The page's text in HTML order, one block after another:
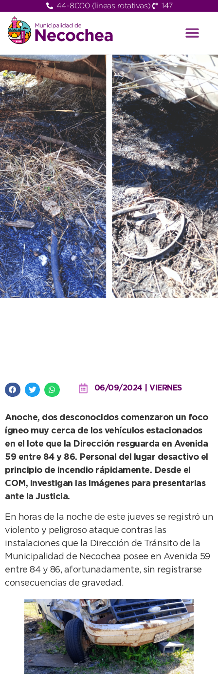
44-8000 (lineas rotativas) 147
06/09/2024 | VIERNES
Anoche, dos desconocidos comenzaron un foco
ígneo muy cerca de los vehículos estacionados
en el lote que la Dirección resguarda en Avenida
59 entre 84 y 86. Personal del lugar desactivo el
principio de incendio rápidamente. Desde el
COM, investigan las imágenes para presentarlas
ante la Justicia.
En horas de la noche de este jueves se registró un
violento y peligroso ataque contras las
instalaciones que la Dirección de Tránsito de la
Municipalidad de Necochea posee en Avenida 59
entre 84 y 86, afortunadamente, sin registrarse
consecuencias de gravedad.